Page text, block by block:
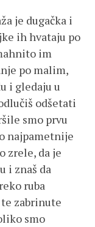
je dugačka i
ih hvataju po
im
po malim,
i gledaju u
odšetati
smo prvu
najpametnije
zrele, da je
i znaš da
ruba
zabrinute
smo